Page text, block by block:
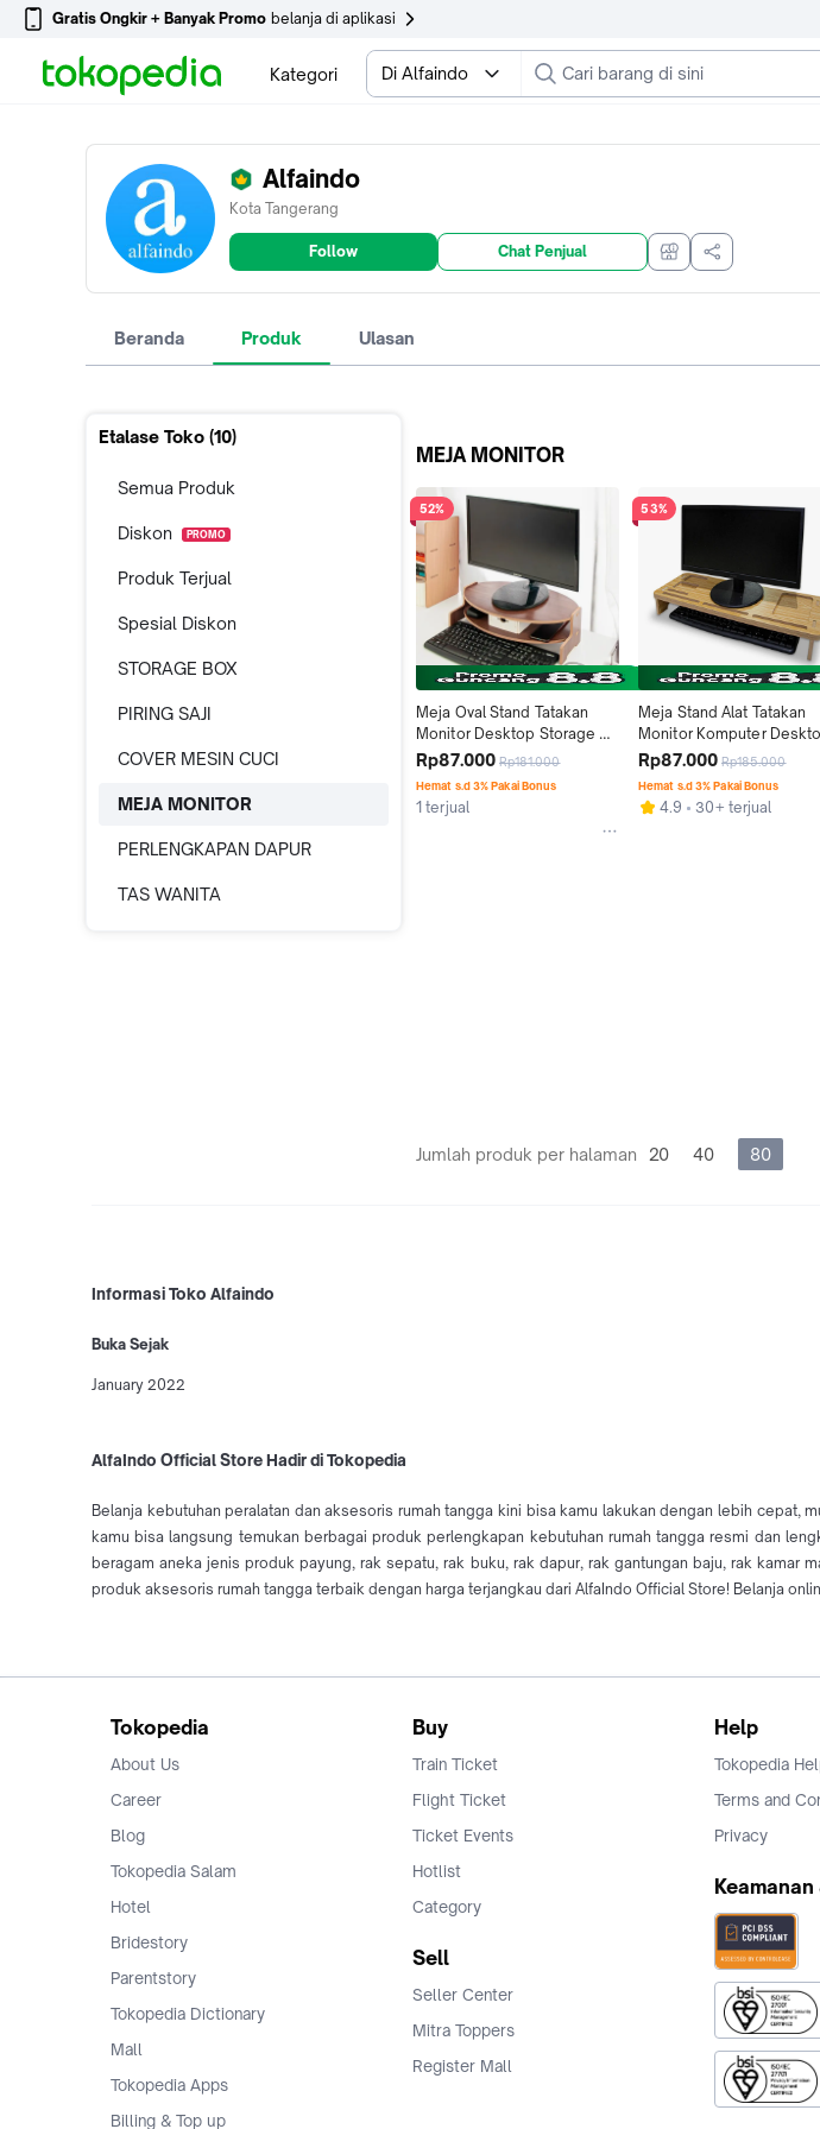
Gratis Ongkir + Banyak Promo belanja di aplikasi
Kategori Di Alfaindo
Alfaindo
Kota Tangerang
Follow Chat Penjual
Beranda Produk Ulasan
Etalase Toko (10)
Semua Produk
Diskon PROMO
Produk Terjual
Spesial Diskon
STORAGE BOX
PIRING SAJI
COVER MESIN CUCI
MEJA MONITOR
PERLENGKAPAN DAPUR
TAS WANITA
MEJA MONITOR
52%
Meja Oval Stand Tatakan
Monitor Desktop Storage
Organizer MDF LC081
Rp87.000 Rp181.000
Hemat s.d 3% Pakai Bonus
1 terjual
53%
Meja Stand Alat Tatakan
Monitor Komputer
Computer Laptop
Kayu MDF - LC053
Rp87.000 Rp185.000
Hemat s.d 3% Pakai Bonus
4.9 30+ terjual
Jumlah produk per halaman 20 40 80
Informasi Toko Alfaindo
Buka Sejak
January 2022
AlfaIndo Official Store Hadir di Tokopedia
Belanja kebutuhan peralatan dan aksesoris rumah tangga kini bisa kamu lakukan dengan lebih
kamu bisa langsung temukan berbagai produk perlengkapan kebutuhan rumah tangga resmi dan
beragam aneka jenis produk payung, rak sepatu, rak buku, rak dapur, rak gantungan baju, rak
produk aksesoris rumah tangga terbaik dengan harga terjangkau dari AlfaIndo Official Store! Belanja
Tokopedia
About Us
Career
Blog
Tokopedia Salam
Hotel
Bridestory
Parentstory
Tokopedia Dictionary
Mall
Tokopedia Apps
Billing & Top up
Buy
Train Ticket
Flight Ticket
Ticket Events
Hotlist
Category
Sell
Seller Center
Mitra Toppers
Register Mall
Help
Tokopedia
Terms and
Privacy